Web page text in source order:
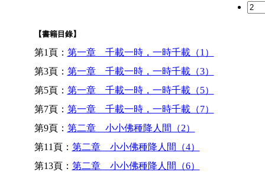
【書籍目錄】
第1頁： 第一章 千載一時，一時千載（1）
第3頁： 第一章 千載一時，一時千載（3）
第5頁： 第一章 千載一時，一時千載（5）
第7頁： 第一章 千載一時，一時千載（7）
第9頁： 第二章 小小佛種降人間（2）
第11頁： 第二章 小小佛種降人間（4）
第13頁： 第二章 小小佛種降人間（6）